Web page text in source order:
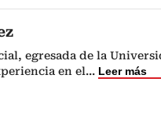
egresada de la
en el... Leer más